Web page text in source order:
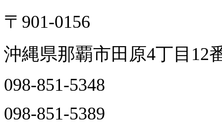
〒901-0156
沖縄県那覇市田原4丁目12
098-851-5348
098-851-5389